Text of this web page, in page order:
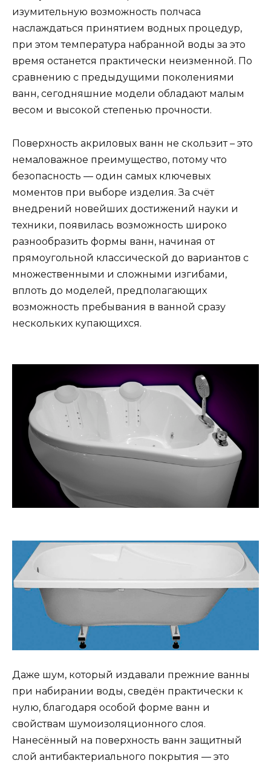
изумительную возможность полчаса
наслаждаться принятием водных процедур,
при этом температура набранной воды за это
время останется практически неизменной. По
сравнению с предыдущими поколениями
ванн, сегодняшние модели обладают малым
весом и высокой степенью прочности.
Поверхность акриловых ванн не скользит – это
немаловажное преимущество, потому что
безопасность — один самых ключевых
моментов при выборе изделия. За счёт
внедрений новейших достижений науки и
техники, появилась возможность широко
разнообразить формы ванн, начиная от
прямоугольной классической до вариантов с
множественными и сложными изгибами,
вплоть до моделей, предполагающих
возможность пребывания в ванной сразу
нескольких купающихся.
Даже шум, который издавали прежние ванны
при набирании воды, сведён практически к
нулю, благодаря особой форме ванн и
свойствам шумоизоляционного слоя.
Нанесённый на поверхность ванн защитный
слой антибактериального покрытия — это